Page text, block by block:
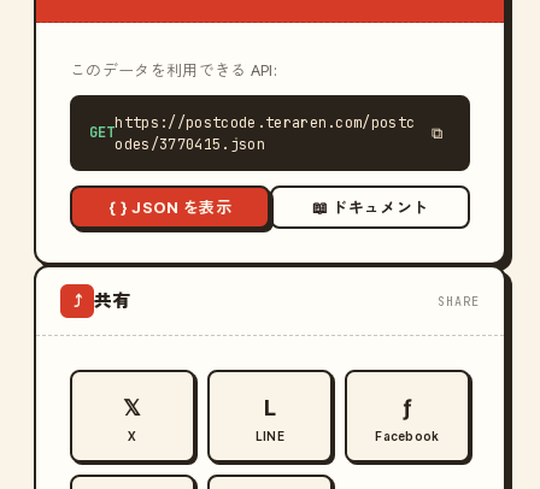
このデータを利用できる API:
GET
https://postcode.teraren.com/postc
odes/3770415.json
⧉
{ } JSON を表示 📖 ドキュメント
⤴ 共有 SHARE
𝕏
X
L
LINE
ƒ
Facebook